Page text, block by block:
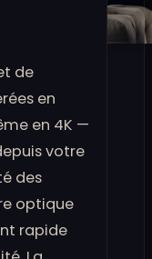
de
en
en 4K —
votre
des
optique
rapide